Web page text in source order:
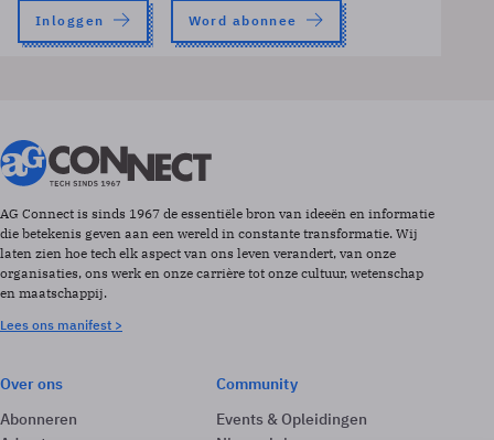
Inloggen Word abonnee
AG Connect is sinds 1967 de essentiële bron van ideeën en informatie
die betekenis geven aan een wereld in constante transformatie. Wij
laten zien hoe tech elk aspect van ons leven verandert, van onze
organisaties, ons werk en onze carrière tot onze cultuur, wetenschap
en maatschappij.
Lees ons manifest >
Over ons
Abonneren
Community
Events & Opleidingen